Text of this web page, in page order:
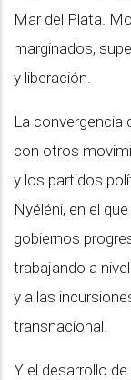
Mar del Plata.
marginados,
y liberación.
La convergencia
con otros
y los partidos
Nyéléni, en el
gobiernos
trabajando a
y a las
transnacional.
Y el desarrollo